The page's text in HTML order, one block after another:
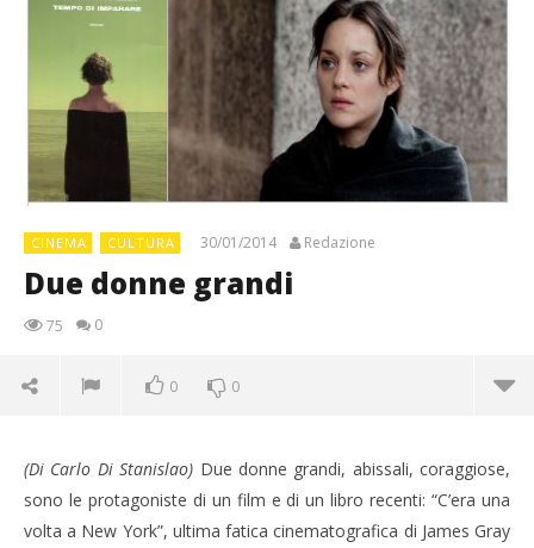
CINEMA CULTURA 30/01/2014 Redazione
Due donne grandi
75 0
0 0
(Di Carlo Di Stanislao) Due donne grandi, abissali, coraggiose,
sono le protagoniste di un film e di un libro recenti: “C’era una
volta a New York”, ultima fatica cinematografica di James Gray